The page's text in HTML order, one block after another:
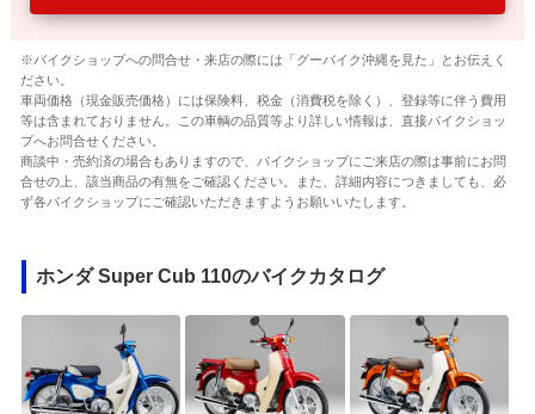
※バイクショップへの問合せ・来店の際には「グーバイク沖縄を見た」とお伝えく
ださい。
車両価格（現金販売価格）には保険料、税金（消費税を除く）、登録等に伴う費用
等は含まれておりません。この車輌の品質等より詳しい情報は、直接バイクショッ
プへお問合せください。
商談中・売約済の場合もありますので、バイクショップにご来店の際は事前にお問
合せの上、該当商品の有無をご確認ください。また、詳細内容につきましても、必
ず各バイクショップにご確認いただきますようお願いいたします。
ホンダ Super Cub 110のバイクカタログ